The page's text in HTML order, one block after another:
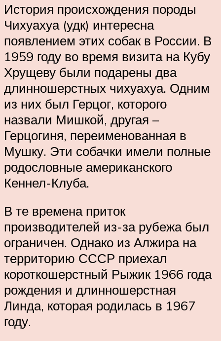
История происхождения породы
Чихуахуа (удк) интересна
появлением этих собак в России. В
1959 году во время визита на Кубу
Хрущеву были подарены два
длинношерстных чихуахуа. Одним
из них был Герцог, которого
назвали Мишкой, другая –
Герцогиня, переименованная в
Мушку. Эти собачки имели полные
родословные американского
Кеннел-Клуба.
В те времена приток
производителей из-за рубежа был
ограничен. Однако из Алжира на
территорию СССР приехал
короткошерстный Рыжик 1966 года
рождения и длинношерстная
Линда, которая родилась в 1967
году.